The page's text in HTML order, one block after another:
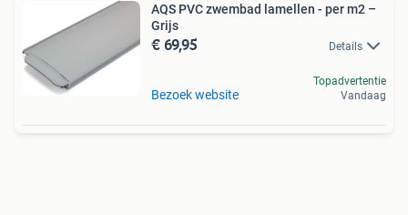
AQS PVC zwembad lamellen - per m2 –
Grijs
€ 69,95 Details
Bezoek website
Topadvertentie
Vandaag